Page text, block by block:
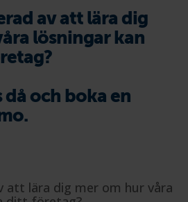
av att lära dig
lösningar kan
då och boka en